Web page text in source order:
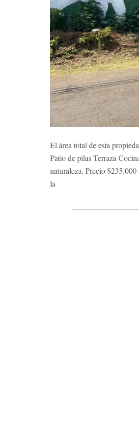
El área total de esta
Patio de pilas Terraza
naturaleza. Precio
la